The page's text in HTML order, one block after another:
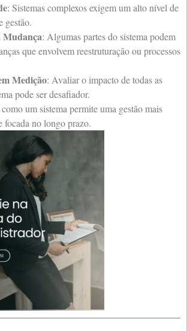
: Sistemas complexos exigem um alto nível de
gestão.
Mudança: Algumas partes do sistema podem
que envolvem reestruturação ou processos
Medição: Avaliar o impacto de todas as
pode ser desafiador.
um sistema permite uma gestão mais
focada no longo prazo.